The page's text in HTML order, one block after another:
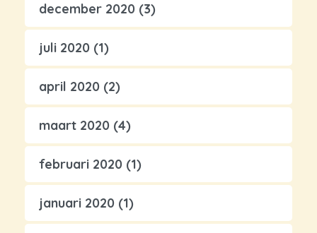
december 2020 (3)
juli 2020 (1)
april 2020 (2)
maart 2020 (4)
februari 2020 (1)
januari 2020 (1)